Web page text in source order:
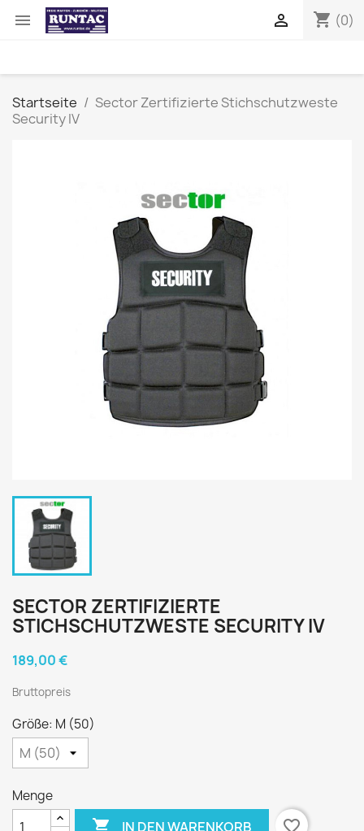
 shopping_cart (0)

Startseite
Sector Zertifizierte Stichschutzweste
Security IV
SECTOR ZERTIFIZIERTE
STICHSCHUTZWESTE SECURITY IV
189,00 €
Bruttopreis
Größe: M (50)
Menge
 IN DEN WARENKORB favorite_border